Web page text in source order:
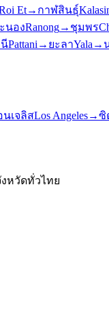
Et→ กาฬสินธุ์
นองRanong→ ชุมพร
Pattani → ยะลาYala →
เจลิสLos Angeles→ซิ
งหวัดทั่วไทย